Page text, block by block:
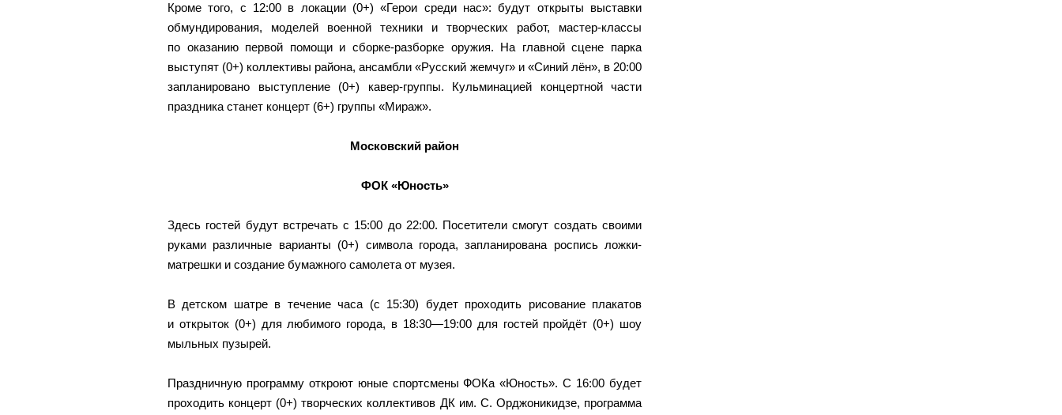
Кроме того, с 12:00 в локации (0+) «Герои среди нас»: будут открыты выставки
обмундирования, моделей военной техники и творческих работ, мастер-классы
по оказанию первой помощи и сборке-разборке оружия. На главной сцене парка
выступят (0+) коллективы района, ансамбли «Русский жемчуг» и «Синий лён», в 20:00
запланировано выступление (0+) кавер-группы. Кульминацией концертной части
праздника станет концерт (6+) группы «Мираж».
Московский район
ФОК «Юность»
Здесь гостей будут встречать с 15:00 до 22:00. Посетители смогут создать своими
руками различные варианты (0+) символа города, запланирована роспись ложки-
матрешки и создание бумажного самолета от музея.
В детском шатре в течение часа (с 15:30) будет проходить рисование плакатов
и открыток (0+) для любимого города, в 18:30—19:00 для гостей пройдёт (0+) шоу
мыльных пузырей.
Праздничную программу откроют юные спортсмены ФОКа «Юность». С 16:00 будет
проходить концерт (0+) творческих коллективов ДК им. С. Орджоникидзе, программа